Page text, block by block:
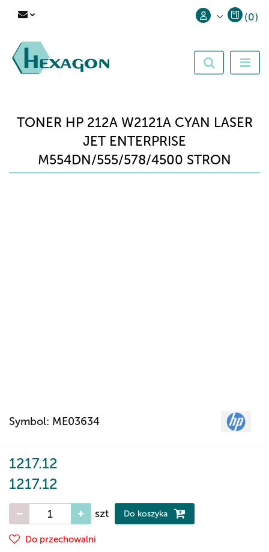
Zarejestruj się
(0)
TONER HP 212A W2121A CYAN LASER
JET ENTERPRISE
M554DN/555/578/4500 STRON
Symbol: ME03634
1217.12
1217.12
szt Do koszyka
Do przechowalni